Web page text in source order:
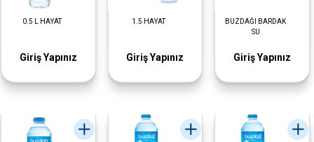
0.5 L HAYAT
Giriş Yapınız
1.5 HAYAT
Giriş Yapınız
BUZDAĞI BARDAK
SU
Giriş Yapınız